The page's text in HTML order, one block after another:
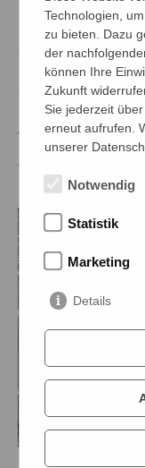
Paprikastreifen
streuen.
lassen und auf
Softroll
Bag verpacken.
Verpackung
aufstellen.
Technologien,
zu bieten. Dazu
der
können Ihre
Zukunft
Sie jederzeit
erneut aufrufen.
unserer
Notwendig
Statistik
Marketing
Details